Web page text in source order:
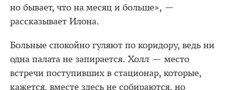
но бывает, что на месяц и больше», —
рассказывает Илона.
Больные спокойно гуляют по коридору, ведь ни
одна палата не запирается. Холл — место
встречи поступивших в стационар, которые,
кажется, вместе здесь не собираются, но